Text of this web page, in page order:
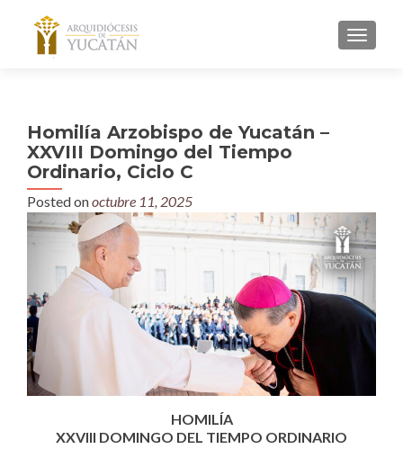
MENU
Homilía Arzobispo de Yucatán –
XXVIII Domingo del Tiempo
Ordinario, Ciclo C
Posted onoctubre 11, 2025
HOMILÍA
XXVIII DOMINGO DEL TIEMPO ORDINARIO